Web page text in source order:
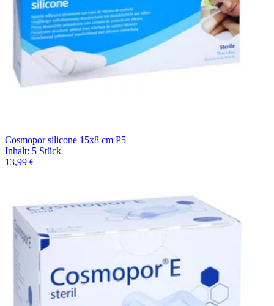
Cosmopor silicone 15x8 cm P5
Inhalt: 5 Stück
13,99 €